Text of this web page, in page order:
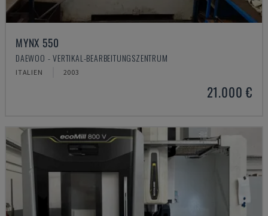
MYNX 550
DAEWOO - VERTIKAL-BEARBEITUNGSZENTRUM
ITALIEN 2003
21.000 €